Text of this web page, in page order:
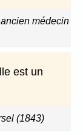
médecin
est un
(1843)